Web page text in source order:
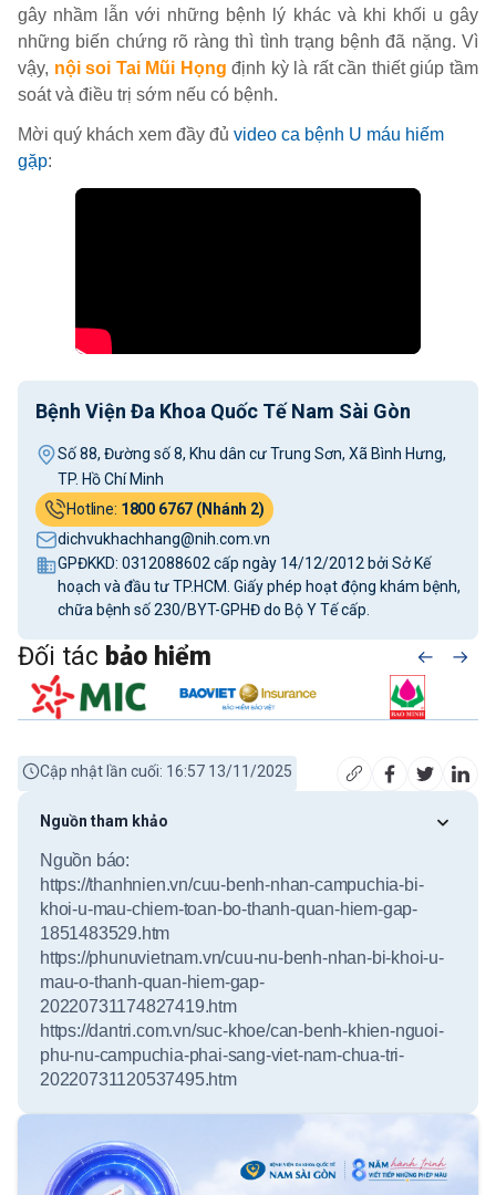
gây nhầm lẫn với những bệnh lý khác và khi khối u gây
những biến chứng rõ ràng thì tình trạng bệnh đã nặng. Vì
vậy, nội soi Tai Mũi Họng định kỳ là rất cần thiết giúp tầm
soát và điều trị sớm nếu có bệnh.
Mời quý khách xem đầy đủ video ca bệnh U máu hiếm
gặp:
Bệnh Viện Đa Khoa Quốc Tế Nam Sài Gòn
Số 88, Đường số 8, Khu dân cư Trung Sơn, Xã Bình Hưng,
TP. Hồ Chí Minh
Hotline: 1800 6767 (Nhánh 2)
dichvukhachhang@nih.com.vn
GPĐKKD: 0312088602 cấp ngày 14/12/2012 bởi Sở Kế
hoạch và đầu tư TP.HCM. Giấy phép hoạt động khám bệnh,
chữa bệnh số 230/BYT-GPHĐ do Bộ Y Tế cấp.
Đối tác bảo hiểm
Cập nhật lần cuối: 16:57 13/11/2025
Nguồn tham khảo
Nguồn báo:
https://thanhnien.vn/cuu-benh-nhan-campuchia-bi-
khoi-u-mau-chiem-toan-bo-thanh-quan-hiem-gap-
1851483529.htm
https://phunuvietnam.vn/cuu-nu-benh-nhan-bi-khoi-u-
mau-o-thanh-quan-hiem-gap-
20220731174827419.htm
https://dantri.com.vn/suc-khoe/can-benh-khien-nguoi-
phu-nu-campuchia-phai-sang-viet-nam-chua-tri-
20220731120537495.htm